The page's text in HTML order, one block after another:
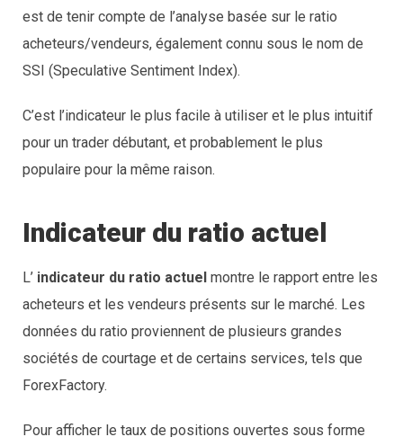
est de tenir compte de l’analyse basée sur le ratio
acheteurs/vendeurs, également connu sous le nom de
SSI (Speculative Sentiment Index).
C’est l’indicateur le plus facile à utiliser et le plus intuitif
pour un trader débutant, et probablement le plus
populaire pour la même raison.
Indicateur du ratio actuel
L’ indicateur du ratio actuel montre le rapport entre les
acheteurs et les vendeurs présents sur le marché. Les
données du ratio proviennent de plusieurs grandes
sociétés de courtage et de certains services, tels que
ForexFactory.
Pour afficher le taux de positions ouvertes sous forme